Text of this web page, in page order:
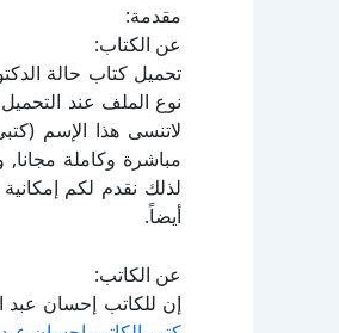
مقدمة:
عن الكتاب:
لذلك نقدم لكم
أيضاً.
عن الكاتب:
إن للكاتب إحسان عبد